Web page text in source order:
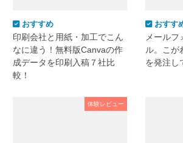
おすすめ
印刷会社と用紙・加工でこん
なに違う！無料版Canvaの作
成データを印刷入稿７社比
較！
おすす
メールフ
ル。こが
を発注し
体験レビュー